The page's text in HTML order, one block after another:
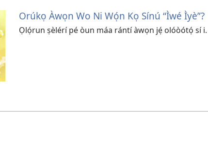
Orúkọ Àwọn Wo Ni Wọ́n Kọ Sínú “Ìwé Ìyè”?
Ọlọ́run ṣèlérí pé òun máa rántí àwọn jẹ́ olóòótọ́ sí